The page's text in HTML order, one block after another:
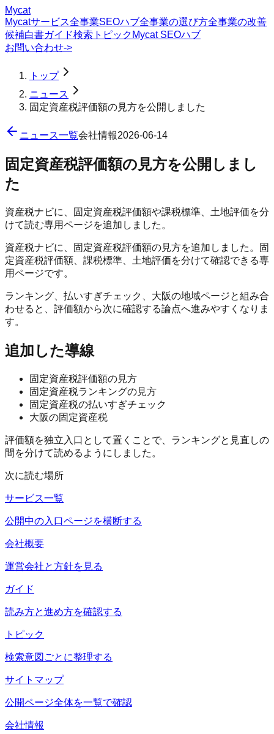
Mycat
Mycatサービス全事業SEOハブ全事業の選び方全事業の改善
候補白書ガイド検索トピック Mycat SEOハブ
お問い合わせ->
トップ
ニュース
固定資産税評価額の見方を公開しました
ニュース一覧会社情報2026-06-14
固定資産税評価額の見方を公開しまし
た
資産税ナビに、固定資産税評価額や課税標準、土地評価を分
けて読む専用ページを追加しました。
資産税ナビに、固定資産税評価額の見方を追加しました。固
定資産税評価額、課税標準、土地評価を分けて確認できる専
用ページです。
ランキング、払いすぎチェック、大阪の地域ページと組み合
わせると、評価額から次に確認する論点へ進みやすくなりま
す。
追加した導線
固定資産税評価額の見方
固定資産税ランキングの見方
固定資産税の払いすぎチェック
大阪の固定資産税
評価額を独立入口として置くことで、ランキングと見直しの
間を分けて読めるようにしました。
次に読む場所
サービス一覧
公開中の入口ページを横断する
会社概要
運営会社と方針を見る
ガイド
読み方と進め方を確認する
トピック
検索意図ごとに整理する
サイトマップ
公開ページ全体を一覧で確認
会社情報